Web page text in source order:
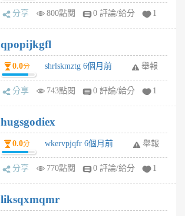
分享 800點閱 0 評論/給分 1
qpopijkgfl
0.0分 shrlskmztg 6個月前 舉報
分享 743點閱 0 評論/給分 1
hugsgodiex
0.0分 wkervpjqfr 6個月前 舉報
分享 770點閱 0 評論/給分 1
liksqxmqmr